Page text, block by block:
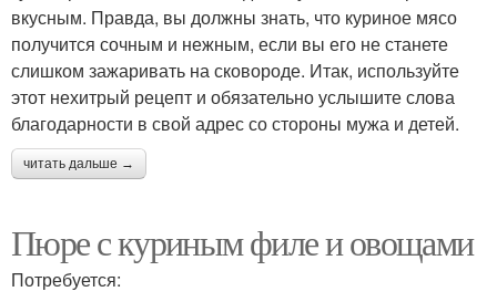
вкусным. Правда, вы должны знать, что куриное мясо
получится сочным и нежным, если вы его не станете
слишком зажаривать на сковороде. Итак, используйте
этот нехитрый рецепт и обязательно услышите слова
благодарности в свой адрес со стороны мужа и детей.
читать дальше →
Пюре с куриным филе и овощами
Потребуется: